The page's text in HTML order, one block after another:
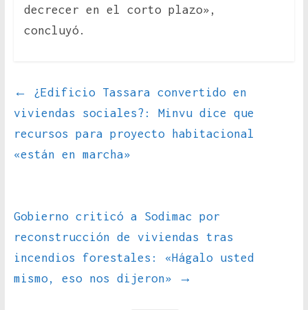
decrecer en el corto plazo»,
concluyó.
←
¿Edificio Tassara convertido en
viviendas sociales?: Minvu dice que
recursos para proyecto habitacional
«están en marcha»
Gobierno criticó a Sodimac por
reconstrucción de viviendas tras
incendios forestales: «Hágalo usted
mismo, eso nos dijeron»
→